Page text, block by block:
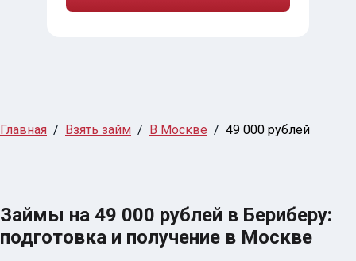
Главная Взять займ В Москве 49 000 рублей
Займы на 49 000 рублей в Бериберу:
подготовка и получение в Москве